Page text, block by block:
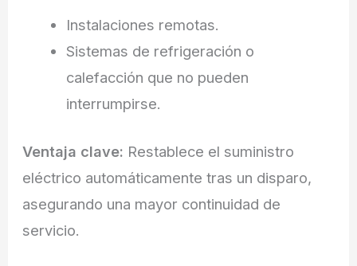
Instalaciones remotas.
Sistemas de refrigeración o
calefacción que no pueden
interrumpirse.
Ventaja clave: Restablece el suministro
eléctrico automáticamente tras un disparo,
asegurando una mayor continuidad de
servicio.